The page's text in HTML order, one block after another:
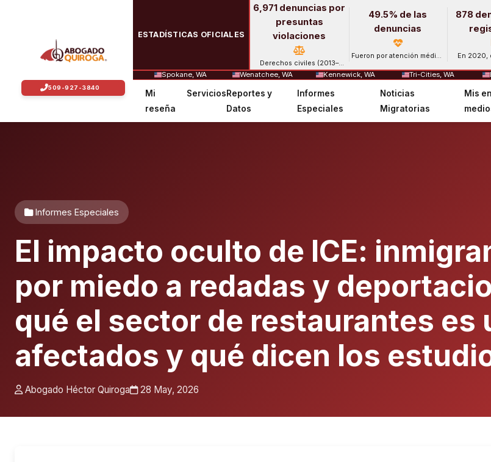
ESTADÍSTICAS OFICIALES
6,971 denuncias por
presuntas
violaciones
Derechos civiles (2013–
2024).
49.5% de las
denuncias
Fueron por atención médica
878
En 2020,
Spokane, WA Wenatchee, WA Kennewick, WA Tri-Cities, WA
Mi
reseña
ServiciosReportes y
Datos
Informes
Especiales
Noticias
Migratorias
Mis
Informes Especiales
El impacto oculto de ICE:
por miedo a redadas y
qué el sector de restaurantes es
afectados y qué dicen los
Abogado Héctor Quiroga 28 May, 2026